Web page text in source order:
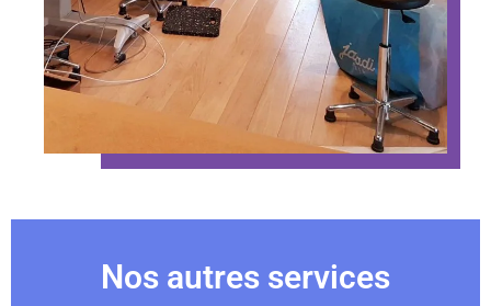
Nos autres services